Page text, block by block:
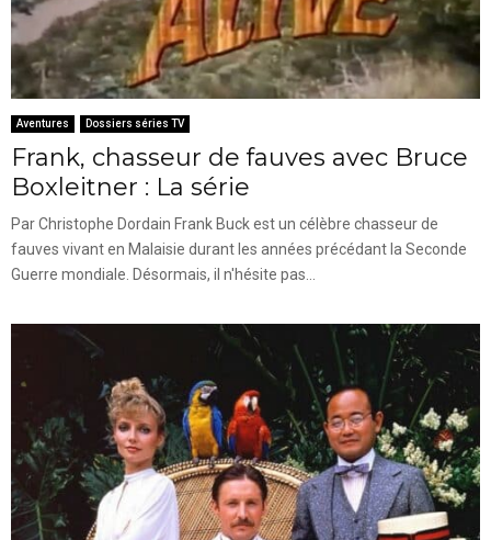
Aventures Dossiers séries TV
Frank, chasseur de fauves avec Bruce
Boxleitner : La série
Par Christophe Dordain Frank Buck est un célèbre chasseur de
fauves vivant en Malaisie durant les années précédant la Seconde
Guerre mondiale. Désormais, il n'hésite pas...